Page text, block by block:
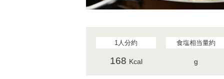
1人分約
168 Kcal
食塩相当量約
g